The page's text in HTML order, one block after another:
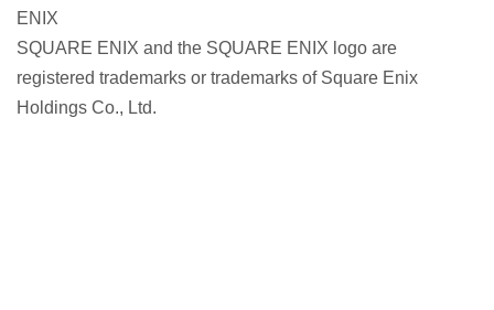
ENIX
SQUARE ENIX and the SQUARE ENIX logo are
registered trademarks or trademarks of Square Enix
Holdings Co., Ltd.